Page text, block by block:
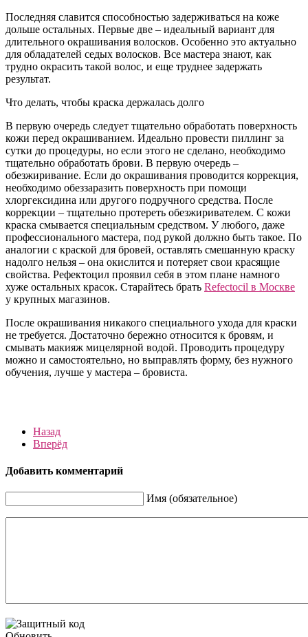
Последняя славится способностью задерживаться на коже
дольше остальных. Первые две – идеальный вариант для
длительного окрашивания волосков. Особенно это актуально
для обладателей седых волосков. Все мастера знают, как
трудно окрасить такой волос, и еще труднее задержать
результат.
Что делать, чтобы краска держалась долго
В первую очередь следует тщательно обработать поверхность
кожи перед окрашиванием. Идеально провести пиллинг за
сутки до процедуры, но если этого не сделано, необходимо
тщательно обработать брови. В первую очередь –
обезжиривание. Если до окрашивания проводится коррекция,
необходимо обеззаразить поверхность при помощи
хлоргексидина или другого подручного средства. После
коррекции – тщательно протереть обезжиривателем. С кожи
краска смывается специальным средством. У любого, даже
профессионального мастера, под рукой должно быть такое. По
аналогии с краской для бровей, оставлять смешанную краску
надолго нельзя – она окислится и потеряет свои красящие
свойства. Рефектоцил проявил себя в этом плане намного
хуже остальных красок. Старайтесь брать Refectocil в Москве
у крупных магазинов.
После окрашивания никакого специального ухода для краски
не требуется. Достаточно бережно относится к бровям, и
смывать макияж мицелярной водой. Проводить процедуру
можно и самостоятельно, но выправлять форму, без нужного
обучения, лучше у мастера – бровиста.
Назад
Вперёд
Добавить комментарий
Имя (обязательное)